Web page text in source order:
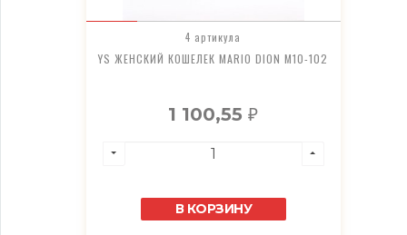
4 артикула
YS ЖЕНСКИЙ КОШЕЛЕК MARIO DION M10-102
1 100,55₽
В КОРЗИНУ